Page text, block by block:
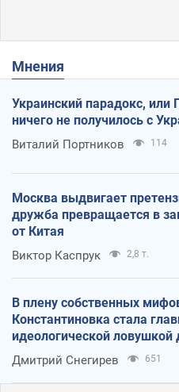
Мнения
Украинский парадокс, или
ничего не получилось с
Виталий Портников 114
Москва выдвигает
дружба превращается в
от Китая
Виктор Каспрук 2,8 т.
В плену собственных
Константиновка стала
идеологической ловушкой
оккупантов
Дмитрий Снегирев 651